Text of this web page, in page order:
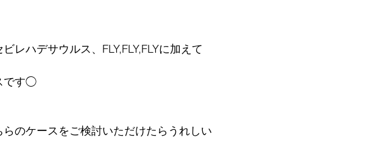
レハデサウルス、FLY,FLY,FLYに加えて
です◯
のケースをご検討いただけたらうれしい